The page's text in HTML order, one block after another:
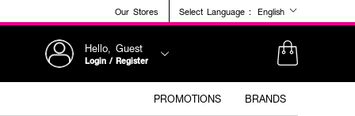
Our Stores Select Language : English
Hello, Guest
Login / Register
PROMOTIONS BRANDS